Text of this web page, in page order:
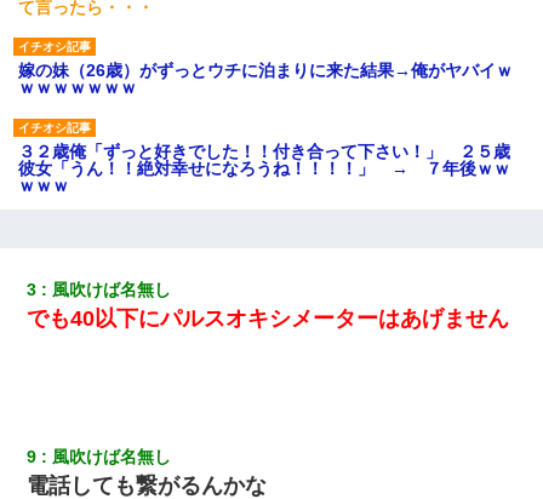
て言ったら・・・
嫁の妹（26歳）がずっとウチに泊まりに来た結果→俺がヤバイｗ
ｗｗｗｗｗｗｗ
３２歳俺「ずっと好きでした！！付き合って下さい！」 ２５歳
彼女「うん！！絶対幸せになろうね！！！！」 → ７年後ｗｗ
ｗｗｗ
「離婚！（激怒」
クラスで一人無口で誰とも話さない男子がいた。→修学旅行に来
なかったその男子に女子達がお土産を渡した。5分後…
3 風吹けば名無し
でも40以下にパルスオキシメーターはあげません
9 風吹けば名無し
電話しても繋がるんかな